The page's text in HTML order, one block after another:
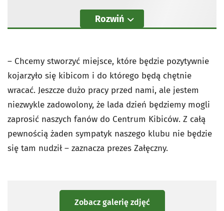
Rozwiń
– Chcemy stworzyć miejsce, które będzie pozytywnie
kojarzyło się kibicom i do którego będą chętnie
wracać. Jeszcze dużo pracy przed nami, ale jestem
niezwykle zadowolony, że lada dzień będziemy mogli
zaprosić naszych fanów do Centrum Kibiców. Z całą
pewnością żaden sympatyk naszego klubu nie będzie
się tam nudził – zaznacza prezes Załęczny.
Zobacz galerię zdjęć